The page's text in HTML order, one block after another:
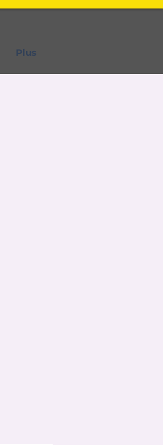
Plus